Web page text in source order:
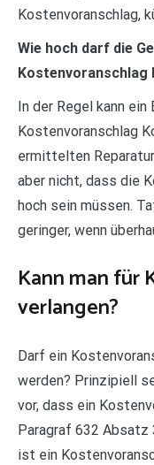
Kostenvoranschlag,
Wie hoch darf die
Kostenvoranschlag
In der Regel kann
Kostenvoranschlag
ermittelten
aber nicht, dass die
hoch sein müssen.
geringer, wenn
Kann man für
verlangen?
Darf ein
werden? Prinzipiell
vor, dass ein
Paragraf 632 Absatz
ist ein